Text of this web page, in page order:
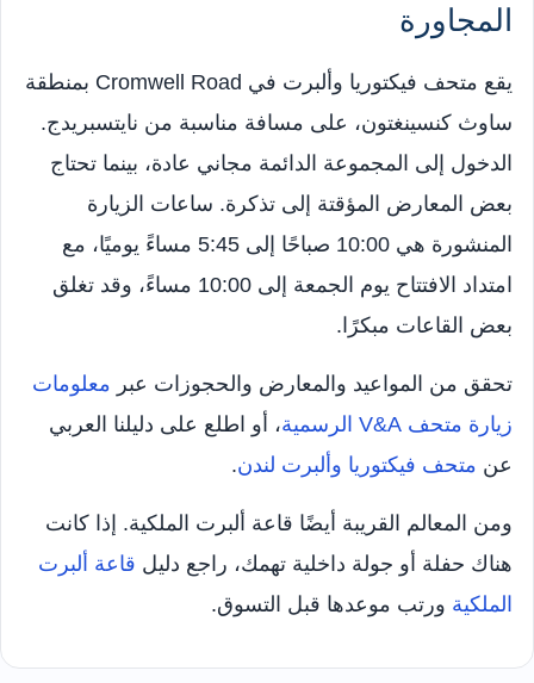
المجاورة
يقع متحف فيكتوريا وألبرت في Cromwell Road بمنطقة
ساوث كنسينغتون، على مسافة مناسبة من نايتسبريدج.
الدخول إلى المجموعة الدائمة مجاني عادة، بينما تحتاج
بعض المعارض المؤقتة إلى تذكرة. ساعات الزيارة
المنشورة هي 10:00 صباحًا إلى 5:45 مساءً يوميًا، مع
امتداد الافتتاح يوم الجمعة إلى 10:00 مساءً، وقد تغلق
بعض القاعات مبكرًا.
تحقق من المواعيد والمعارض والحجوزات عبر معلومات
زيارة متحف V&A الرسمية
، أو اطلع على دليلنا العربي
عن متحف فيكتوريا وألبرت لندن.
ومن المعالم القريبة أيضًا قاعة ألبرت الملكية. إذا كانت
هناك حفلة أو جولة داخلية تهمك، راجع دليل قاعة ألبرت
الملكية ورتب موعدها قبل التسوق.